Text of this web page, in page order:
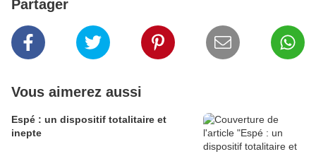
Partager
Vous aimerez aussi
Espé : un dispositif totalitaire et
inepte